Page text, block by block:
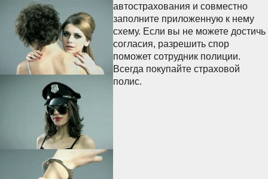
автострахования и совместно
заполните приложенную к нему
схему. Если вы не можете достичь
согласия, разрешить спор
поможет сотрудник полиции.
Всегда покупайте страховой
полис.